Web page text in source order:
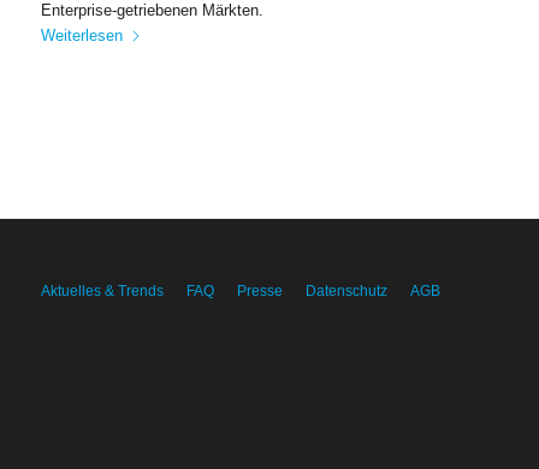
Enterprise-getriebenen Märkten.
Weiterlesen
Aktuelles & Trends FAQ Presse Datenschutz AGB